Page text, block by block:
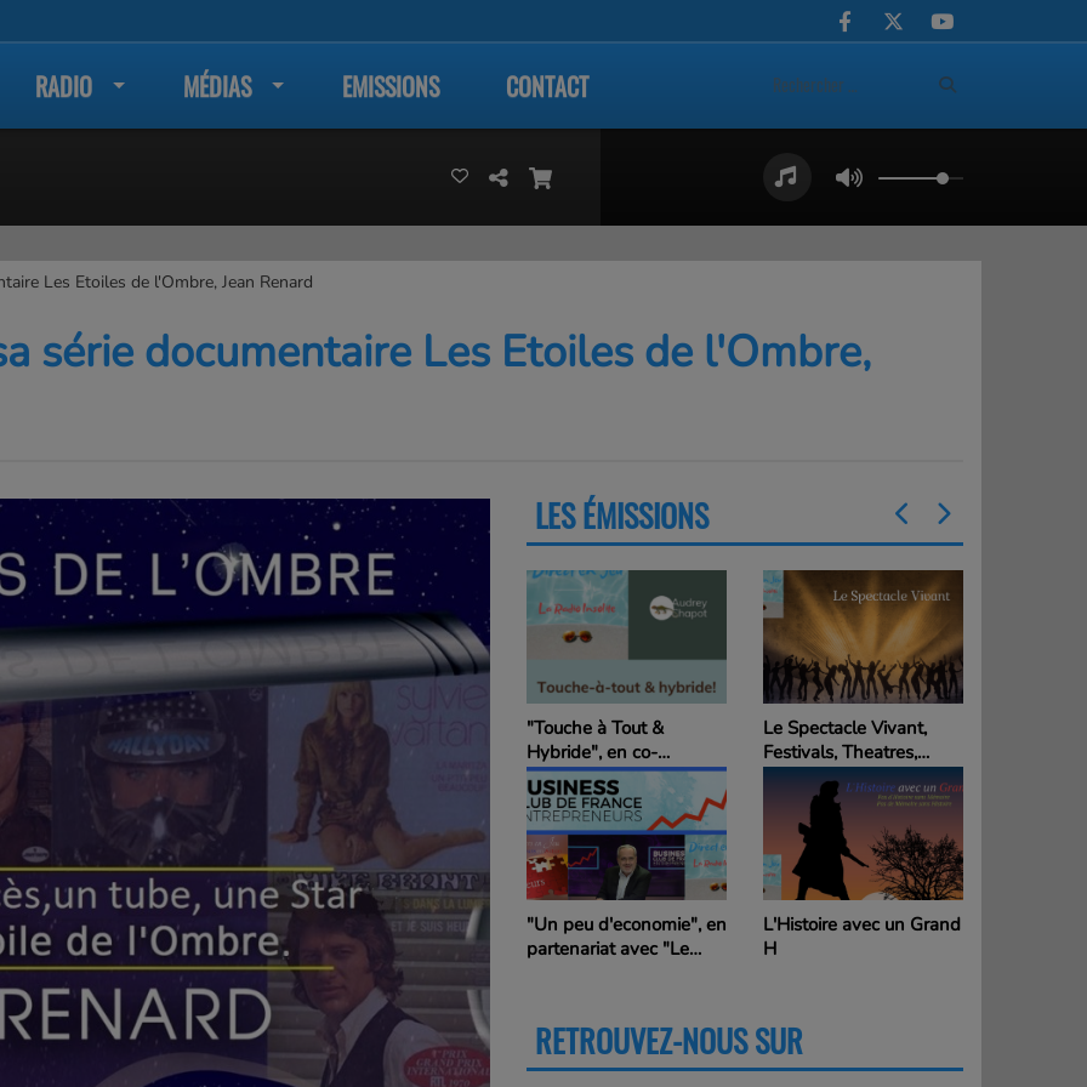
RADIO MÉDIAS EMISSIONS CONTACT
Les Etoiles de l'Ombre, Jean Renard
série documentaire Les Etoiles de l'Ombre,
LES ÉMISSIONS
"Touche à Tout &
animation avec Audrey
Chapot avec un(e)
invité(e) ... Touche à Tout
& Hybride
"Un peu d'economie", en
partenariat avec "Le
Business Club de France
des Entrepreneurs"
Le Spectacle Vivant,
Festivals, Theatres,
Cinemas, ...
L'Histoire avec un Grand
H
La passion du Cinéma,
Cannes, Lumière Lyon, ...
et les autres
"Les Insolites de ..." par
Alain, le Globe Trotteur
RETROUVEZ-NOUS SUR